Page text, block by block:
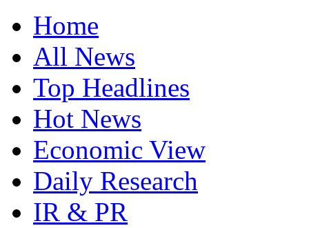
Home
All News
Top Headlines
Hot News
Economic View
Daily Research
IR & PR